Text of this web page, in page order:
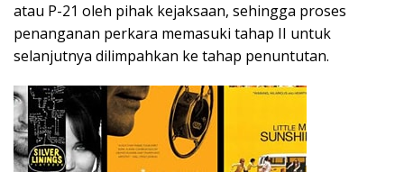
atau P-21 oleh pihak kejaksaan, sehingga proses
penanganan perkara memasuki tahap II untuk
selanjutnya dilimpahkan ke tahap penuntutan.